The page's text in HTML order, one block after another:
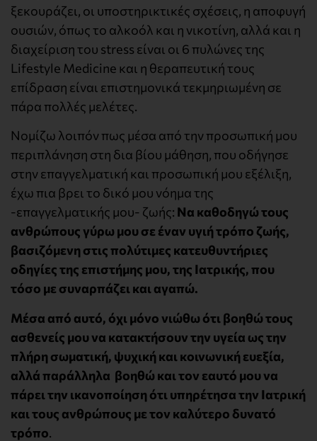
ξεκουράζει, οι υποστηρικτικές σχέσεις, η αποφυγή
ουσιών, όπως το αλκοόλ και η νικοτίνη, αλλά και η
διαχείριση του stress είναι οι 6 πυλώνες της
Lifestyle Medicine και η θεραπευτική τους
επίδραση είναι επιστημονικά τεκμηριωμένη σε
πάρα πολλές μελέτες.
Νομίζω λοιπόν πως μέσα από την προσωπική μου
περιπλάνηση στη δια βίου μάθηση, που οδήγησε
στην επαγγελματική και προσωπική μου εξέλιξη,
έχω πια βρει το δικό μου νόημα της
-επαγγελματικής μου- ζωής: Να καθοδηγώ τους
ανθρώπους γύρω μου σε έναν υγιή τρόπο ζωής,
βασιζόμενη στις πολύτιμες κατευθυντήριες
οδηγίες της επιστήμης μου, της Ιατρικής, που
τόσο με συναρπάζει και αγαπώ.
Μέσα από αυτό, όχι μόνο νιώθω ότι βοηθώ τους
ασθενείς μου να κατακτήσουν την υγεία ως την
πλήρη σωματική, ψυχική και κοινωνική ευεξία,
αλλά παράλληλα βοηθώ και τον εαυτό μου να
πάρει την ικανοποίηση ότι υπηρέτησα την Ιατρική
και τους ανθρώπους με τον καλύτερο δυνατό
τρόπο.